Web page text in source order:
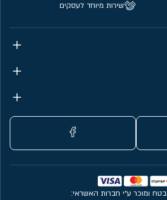
שירות מיוחד לעסקים
ומוכר ע״י חברות האשראי: